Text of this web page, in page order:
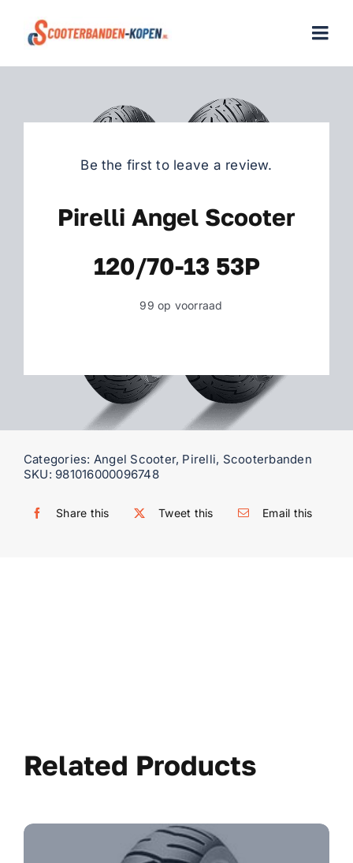
WooCommerce My Account
WooCommerce Cart
Be the first to leave a review.
Pirelli Angel Scooter
120/70-13 53P
99 op voorraad
Categories: Angel Scooter, Pirelli, Scooterbanden
SKU: 981016000096748
Share this Tweet this Email this
Related Products